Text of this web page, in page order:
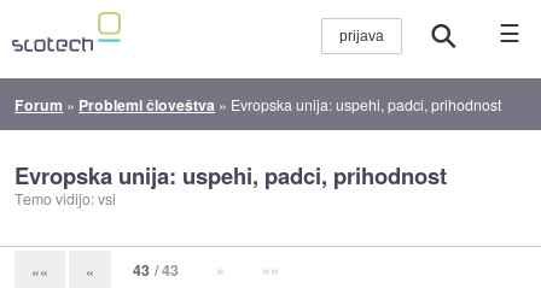
☰
Forum » Problemi človeštva » Evropska unija: uspehi, padci, prihodnost
Evropska unija: uspehi, padci, prihodnost
Temo vidijo: vsi
«« « 43 / 43 » »»